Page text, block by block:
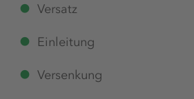
Versatz
Einleitung
Versenkung